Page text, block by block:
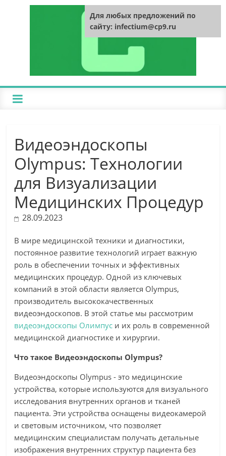
Видеоэндоскопы
Olympus: Технологии
для Визуализации
Медицинских Процедур
28.09.2023
В мире медицинской техники и диагностики,
постоянное развитие технологий играет важную
роль в обеспечении точных и эффективных
медицинских процедур. Одной из ключевых
компаний в этой области является Olympus,
производитель высококачественных
видеоэндоскопов. В этой статье мы рассмотрим
видеоэндоскопы Олимпус и их роль в современной
медицинской диагностике и хирургии.
Что такое Видеоэндоскопы Olympus?
Видеоэндоскопы Olympus - это медицинские
устройства, которые используются для визуального
исследования внутренних органов и тканей
пациента. Эти устройства оснащены видеокамерой
и световым источником, что позволяет
медицинским специалистам получать детальные
изображения внутренних структур пациента без
Для любых предложений по
сайту: infectium@cp9.ru